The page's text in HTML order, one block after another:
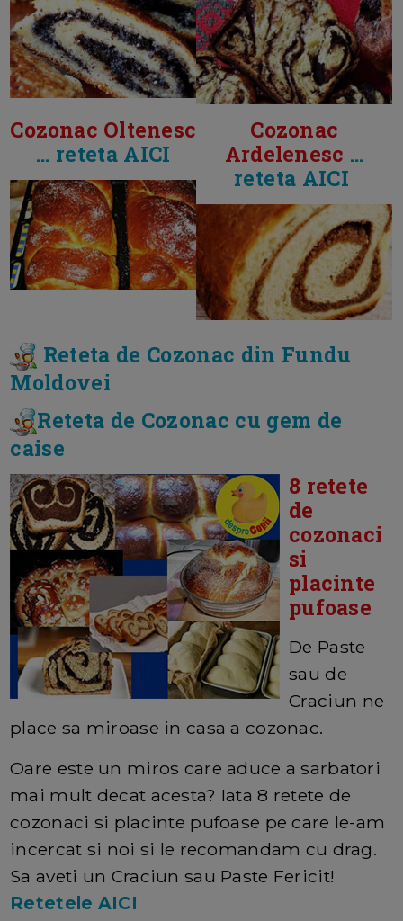
Cozonac Oltenesc
... reteta AICI
Cozonac
Ardelenesc ...
reteta AICI
Reteta de Cozonac din Fundu
Moldovei
Reteta de Cozonac cu gem de
caise
8 retete
de
cozonaci
si
placinte
pufoase
De Paste
sau de
Craciun ne
place sa miroase in casa a cozonac.
Oare este un miros care aduce a sarbatori
mai mult decat acesta? Iata 8 retete de
cozonaci si placinte pufoase pe care le-am
incercat si noi si le recomandam cu drag.
Sa aveti un Craciun sau Paste Fericit!
Retetele AICI